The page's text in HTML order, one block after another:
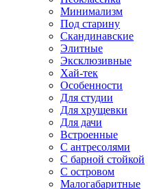
Минимализм
Под старину
Скандинавские
Элитные
Эксклюзивные
Хай-тек
Особенности
Для студии
Для хрущевки
Для дачи
Встроенные
С антресолями
С барной стойкой
С островом
Малогабаритные